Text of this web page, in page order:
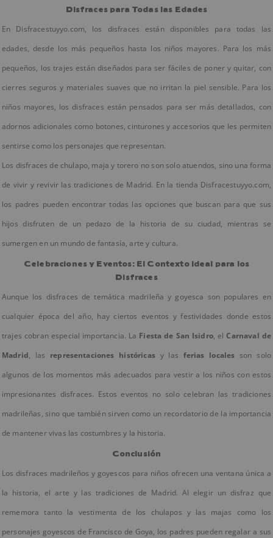
Disfraces para Todas las Edades
En Disfracestuyyo.com, los disfraces están disponibles para todas las
edades, desde los más pequeños hasta los niños mayores. Para los más
pequeños, los trajes están diseñados para ser fáciles de poner y quitar, con
cierres seguros y materiales suaves que no irritan la piel sensible. Para los
niños mayores, los disfraces están pensados para ser más detallados, con
adornos adicionales como botones, cinturones y accesorios que les permiten
sentirse como los personajes que representan.
Los disfraces de chulapo, maja y torero no son solo atuendos, sino una forma
de vivir y revivir las tradiciones de Madrid. En la tienda Disfracestuyyo.com,
los padres pueden encontrar todas las opciones que buscan para que sus
hijos disfruten de un pedazo de la historia de su ciudad, mientras se
sumergen en un mundo de fantasía, arte y cultura.
Celebraciones y Eventos: El Contexto Ideal para los
Disfraces
Aunque los disfraces de temática madrileña y goyesca son populares en
cualquier época del año, hay ciertos eventos y festividades donde estos
trajes cobran especial importancia. La Fiesta de San Isidro, el Carnaval de
Madrid, las representaciones históricasy las ferias locales son solo
algunos de los momentos más adecuados para vestir a los niños con estos
impresionantes disfraces. Estos eventos no solo celebran las tradiciones
madrileñas, sino que también sirven como un recordatorio de la importancia
de mantener vivas las costumbres y la historia.
Conclusión
Los disfraces madrileños y goyescos para niños ofrecen una ventana única a
la historia, el arte y las tradiciones de Madrid. Al elegir un disfraz que
rememora tanto la vestimenta de los chulapos y las majas como los
personajes goyescos de Francisco de Goya, los padres pueden regalar a sus